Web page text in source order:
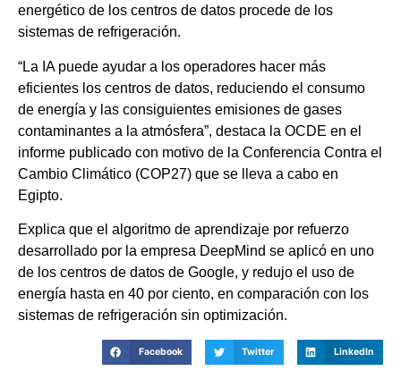
energético de los centros de datos procede de los
sistemas de refrigeración.
“La IA puede ayudar a los operadores hacer más
eficientes los centros de datos, reduciendo el consumo
de energía y las consiguientes emisiones de gases
contaminantes a la atmósfera”, destaca la OCDE en el
informe publicado con motivo de la Conferencia Contra el
Cambio Climático (COP27) que se lleva a cabo en
Egipto.
Explica que el algoritmo de aprendizaje por refuerzo
desarrollado por la empresa DeepMind se aplicó en uno
de los centros de datos de Google, y redujo el uso de
energía hasta en 40 por ciento, en comparación con los
sistemas de refrigeración sin optimización.
Facebook Twitter LinkedIn